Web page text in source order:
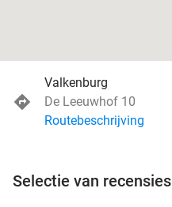
Valkenburg
De Leeuwhof 10
Routebeschrijving
Selectie van recensies